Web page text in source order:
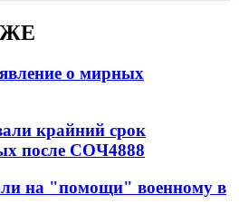
о мирных
крайний срок
после СОЧ4888
на "помощи" военному в